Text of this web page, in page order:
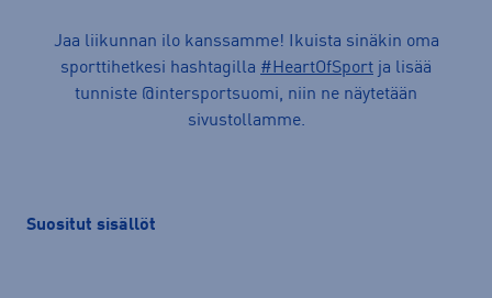
Jaa liikunnan ilo kanssamme! Ikuista sinäkin oma
sporttihetkesi hashtagilla #HeartOfSport ja lisää
tunniste @intersportsuomi, niin ne näytetään
sivustollamme.
Suositut sisällöt